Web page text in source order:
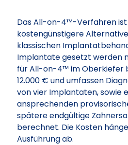
Das All-on-4™-Verfahren ist
kostengünstigere
klassischen
Implantate gesetzt werden
für All-on-4™ im Oberkiefer
12.000 € und umfassen
von vier Implantaten, sowie
ansprechenden
spätere endgültige
berechnet. Die Kosten
Ausführung ab.